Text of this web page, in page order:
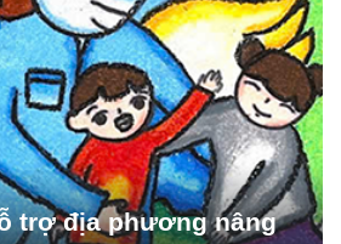
trợ địa phương nâng